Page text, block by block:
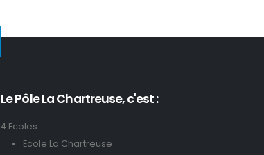
Le Pôle La Chartreuse, c'est :
4 Ecoles
Ecole La Chartreuse